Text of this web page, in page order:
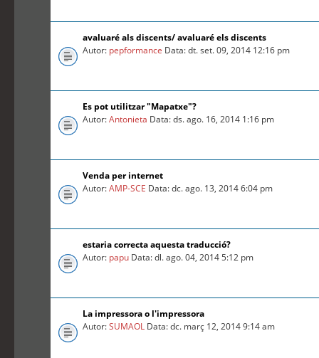
avaluaré als discents/ avaluaré els discents
Autor: pepformance Data: dt. set. 09, 2014 12:16 pm
Es pot utilitzar "Mapatxe"?
Autor:Antonieta Data: ds. ago. 16, 2014 1:16 pm
Venda per internet
Autor:AMP-SCE Data: dc. ago. 13, 2014 6:04 pm
estaria correcta aquesta traducció?
Autor: papu Data: dl. ago. 04, 2014 5:12 pm
La impressora o l'impressora
Autor:SUMAOL Data: dc. març 12, 2014 9:14 am